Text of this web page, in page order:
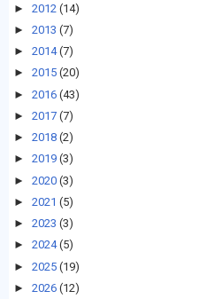
► 2012 (14)
► 2013 (7)
► 2014(7)
► 2015 (20)
► 2016 (43)
► 2017 (7)
► 2018 (2)
► 2019 (3)
► 2020 (3)
► 2021 (5)
► 2023 (3)
► 2024(5)
► 2025 (19)
► 2026 (12)